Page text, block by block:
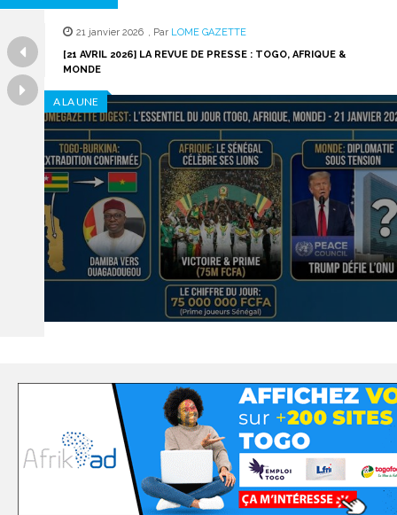
21 janvier 2026 , Par LOME GAZETTE
[21 AVRIL 2026] LA REVUE DE PRESSE : TOGO, AFRIQUE &
MONDE
A LA UNE